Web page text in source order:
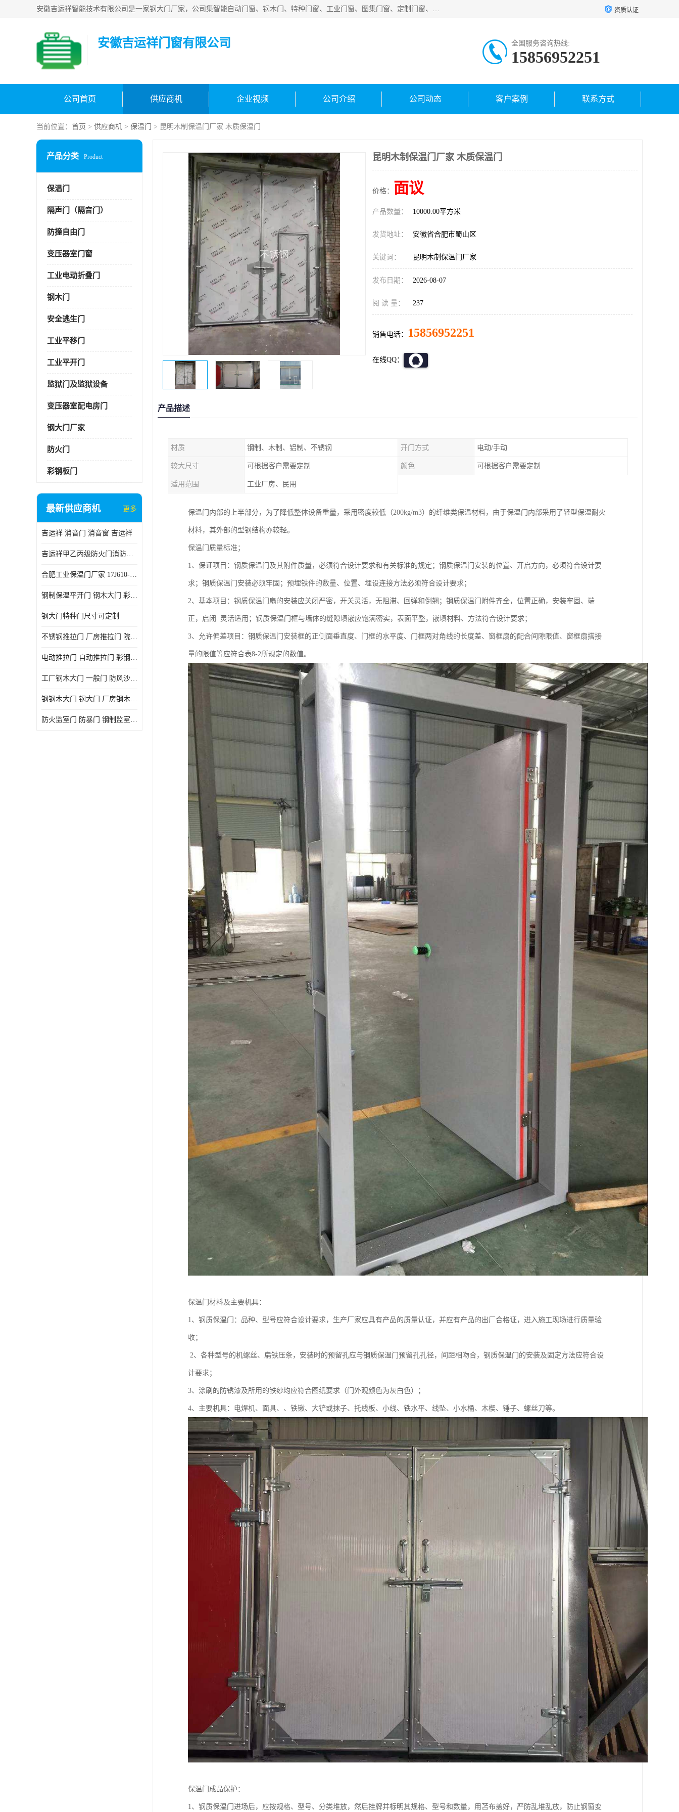
安徽吉运祥智能技术有限公司是一家钢大门厂家，公司集智能自动门窗、钢木门、特种门窗、工业门窗、图集门窗、定制门窗、非标门窗等通道产品的研发设计、制作、安装于一体的综合性、性高新技术企业。 资质认证
安徽吉运祥门窗有限公司 全国服务咨询热线:
15856952251
公司首页 供应商机 企业视频 公司介绍 公司动态 客户案例 联系方式
当前位置： 首页 > 供应商机 > 保温门 > 昆明木制保温门厂家 木质保温门
产品分类 Product
保温门
隔声门（隔音门）
防撞自由门
变压器室门窗
工业电动折叠门
钢木门
安全逃生门
工业平移门
工业平开门
监狱门及监狱设备
变压器室配电房门
钢大门厂家
防火门
彩钢板门
最新供应商机 更多
吉运祥 消音门 消音窗 吉运祥
吉运祥甲乙丙级防火门消防门一门一证
合肥工业保温门厂家 17J610-1保温门
钢制保温平开门 钢木大门 彩钢复合板门
钢大门特种门尺寸可定制
不锈钢推拉门 厂房推拉门 院墙推拉门 工业电动推拉门
电动推拉门 自动推拉门 彩钢板推拉门 夹芯板推拉门
工厂钢木大门 一般门 防风沙 风砂）门 防严寒门
钢钢木大门 钢大门 厂房钢木大门 高铁站钢木大门
防火监室门 防暴门 钢制监室门 报警监舍门
昆明木制保温门厂家 木质保温门
价格： 面议
产品数量： 10000.00平方米
发货地址： 安徽省合肥市蜀山区
关键词： 昆明木制保温门厂家
发布日期： 2026-08-07
阅 读 量： 237
销售电话： 15856952251
在线QQ：
产品描述
材质 钢制、木制、铝制、不锈钢 开门方式 电动/手动
较大尺寸 可根据客户需要定制 颜色 可根据客户需要定制
适用范围 工业厂房、民用
保温门内部的上半部分，为了降低整体设备重量，采用密度较低（200kg/m3）的纤维类保温材料，由于保温门内部采用了轻型保温耐火
材料，其外部的型钢结构亦较轻。
保温门质量标准；
1、保证项目：钢质保温门及其附件质量，必须符合设计要求和有关标准的规定；钢质保温门安装的位置、开启方向，必须符合设计要
求；钢质保温门安装必须牢固；预埋铁件的数量、位置、埋设连接方法必须符合设计要求；
2、基本项目：钢质保温门扇的安装应关闭严密，开关灵活，无阻滞、回弹和倒翘；钢质保温门附件齐全，位置正确，安装牢固、端
正，启闭 灵活适用；钢质保温门框与墙体的缝隙填嵌应饱满密实，表面平整，嵌填材料、方法符合设计要求；
3、允许偏差项目：钢质保温门安装框的正侧面垂直度、门框的水平度、门框两对角线的长度差、窗框扇的配合间隙限值、窗框扇搭接
量的限值等应符合表8-2所规定的数值。
保温门材料及主要机具：
1、钢质保温门：品种、型号应符合设计要求，生产厂家应具有产品的质量认证，并应有产品的出厂合格证，进入施工现场进行质量验
收；
2、各种型号的机螺丝、扁铁压条，安装时的预留孔应与钢质保温门预留孔孔径，间距相吻合，钢质保温门的安装及固定方法应符合设
计要求；
3、涂刷的防锈漆及所用的铁纱均应符合图纸要求（门外观颜色为灰白色）；
4、主要机具：电焊机、面具、、铁锹、大铲或抹子、托线板、小线、铁水平、线坠、小水桶、木楔、锤子、螺丝刀等。
保温门成品保护：
1、钢质保温门进场后，应按规格、型号、分类堆放，然后挂牌并标明其规格、型号和数量，用苫布盖好，严防乱堆乱放，防止钢窗变